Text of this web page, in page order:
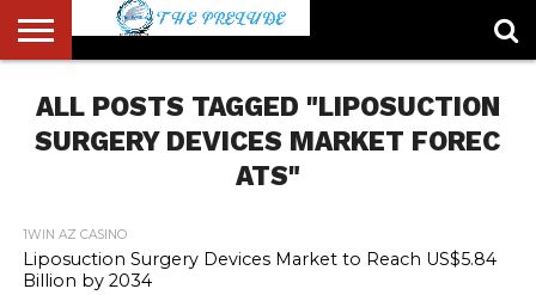
US
ACCOUNT
AUTHORS
LIST
FULL-
WIDTH
PAGE
HOME
LATEST
NEWS
LOGIN
LOGOUT
MEMBERS
PASSWORD
RESET
REGISTER
SAMPLE
PAGE
TYPOGRAPHY
USER
ALL POSTS TAGGED "LIPOSUCTION
SURGERY DEVICES MARKET FOREC
ATS"
1WIN AZ CASINO
Liposuction Surgery Devices Market to Reach US$5.84
Billion by 2034